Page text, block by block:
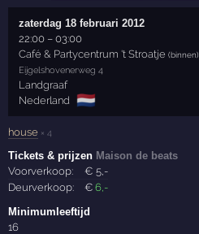
zaterdag 18 februari 2012
22:00 –03:00
Café & Partycentrum 't Stroatje (binnen)
Eijgelshovenerweg 4
Landgraaf
Nederland
🇳🇱
house × 4
Tickets & prijzen Maison de beats
Voorverkoop:
€ 5,-
Deurverkoop:
€6,-
Minimumleeftijd
16